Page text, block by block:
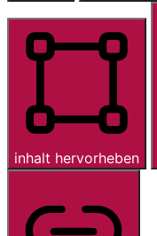
inhalt hervorheben